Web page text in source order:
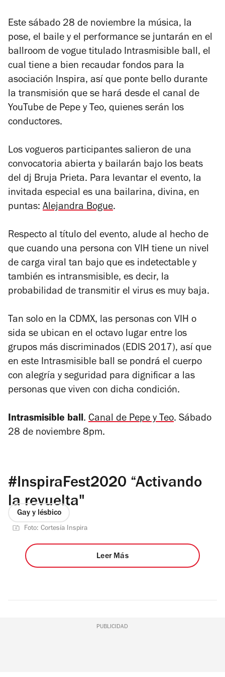
Este sábado 28 de noviembre la música, la
pose, el baile y el performance se juntarán en el
ballroom de vogue titulado Intrasmisible ball, el
cual tiene a bien recaudar fondos para la
asociación Inspira, así que ponte bello durante
la transmisión que se hará desde el canal de
YouTube de Pepe y Teo, quienes serán los
conductores.
Los vogueros participantes salieron de una
convocatoria abierta y bailarán bajo los beats
del dj Bruja Prieta. Para levantar el evento, la
invitada especial es una bailarina, divina, en
puntas: Alejandra Bogue.
Respecto al título del evento, alude al hecho de
que cuando una persona con VIH tiene un nivel
de carga viral tan bajo que es indetectable y
también es intransmisible, es decir, la
probabilidad de transmitir el virus es muy baja.
Tan solo en la CDMX, las personas con VIH o
sida se ubican en el octavo lugar entre los
grupos más discriminados (EDIS 2017), así que
en este Intrasmisible ball se pondrá el cuerpo
con alegría y seguridad para dignificar a las
personas que viven con dicha condición.
Intrasmisible ball. Canal de Pepe y Teo. Sábado
28 de noviembre 8pm.
#InspiraFest2020 “Activando
la revuelta"
Gay y lésbico
Foto: Cortesía Inspira
Leer Más
PUBLICIDAD